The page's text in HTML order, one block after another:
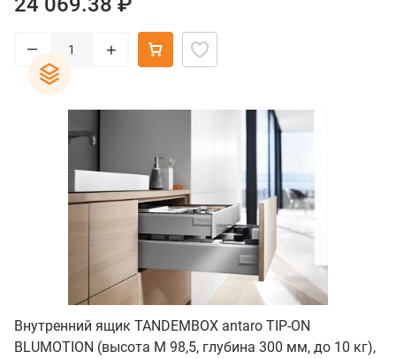
– +
Внутренний ящик TANDEMBOX antaro TIP-ON
BLUMOTION (высота M 98,5, глубина 300 мм, до 10 кг),